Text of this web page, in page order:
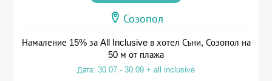
Созопол
Намаление 15% за All Inclusive в хотел Съни, Созопол на
50 м от плажа
Дата: 30.07 - 30.09 + all inclusive